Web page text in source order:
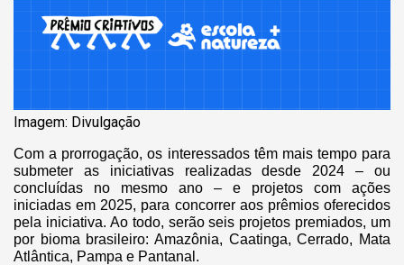
Imagem: Divulgação
Com a prorrogação, os interessados têm mais tempo para
submeter as iniciativas realizadas desde 2024 – ou
concluídas no mesmo ano – e projetos com ações
iniciadas em 2025, para concorrer aos prêmios oferecidos
pela iniciativa. Ao todo, serão seis projetos premiados, um
por bioma brasileiro: Amazônia, Caatinga, Cerrado, Mata
Atlântica, Pampa e Pantanal.